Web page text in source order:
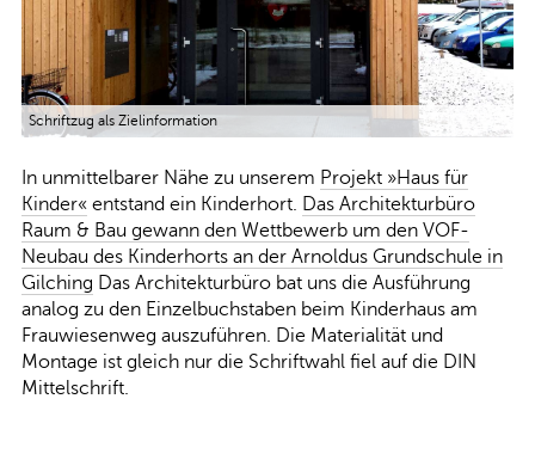
Schriftzug als Zielinformation
In unmittelbarer Nähe zu unserem Projekt »Haus für
Kinder«entstand ein Kinderhort. Das Architekturbüro
Raum & Bau gewann den Wettbewerb um den VOF-
Neubau des Kinderhorts an der Arnoldus Grundschule in
Gilching Das Architekturbüro bat uns die Ausführung
analog zu den Einzelbuchstaben beim Kinderhaus am
Frauwiesenweg auszuführen. Die Materialität und
Montage ist gleich nur die Schriftwahl fiel auf die DIN
Mittelschrift.